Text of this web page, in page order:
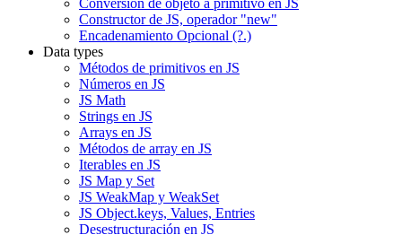
Conversión de objeto a primitivo en JS
Constructor de JS, operador "new"
Encadenamiento Opcional (?.)
Data types
Métodos de primitivos en JS
Números en JS
JS Math
Strings en JS
Arrays en JS
Métodos de array en JS
Iterables en JS
JS Map y Set
JS WeakMap y WeakSet
JS Object.keys, Values, Entries
Desestructuración en JS